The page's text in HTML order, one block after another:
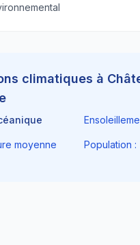
climatiques à
moyenne
Population :